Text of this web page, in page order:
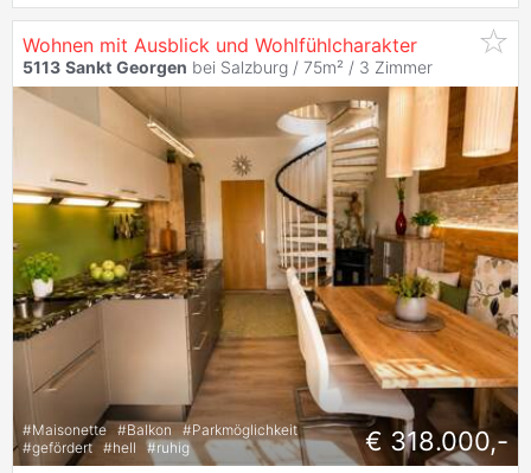
Wohnen mit Ausblick und Wohlfühlcharakter
5113 Sankt Georgen bei Salzburg / 75m² / 3 Zimmer
#Maisonette #Balkon #Parkmöglichkeit
#gefördert #hell #ruhig € 318.000,-